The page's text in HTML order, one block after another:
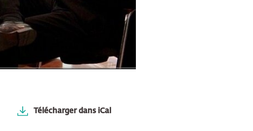
Télécharger dans iCal